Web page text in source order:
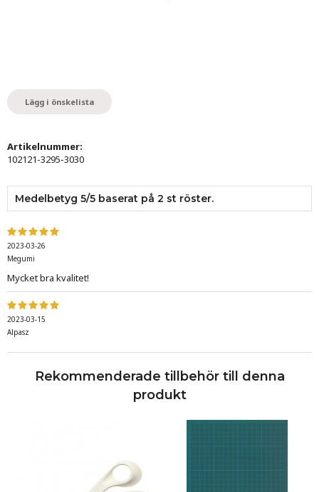
Lägg i önskelista
Artikelnummer:
102121-3295-3030
Medelbetyg 5/5 baserat på 2 st röster.
2023-03-26
Megumi
Mycket bra kvalitet!
2023-03-15
Alpasz
Rekommenderade tillbehör till denna
produkt